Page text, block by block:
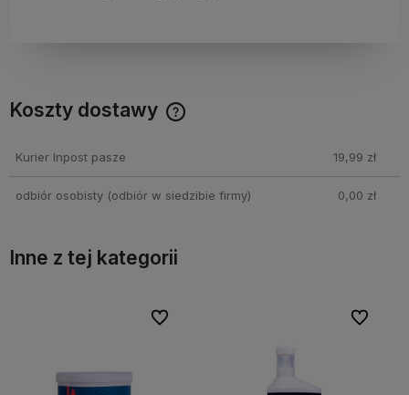
Koszty dostawy
Kurier Inpost pasze 19,99 zł
odbiór osobisty(odbiór w siedzibie firmy) 0,00 zł
Inne z tej kategorii
Do ulubionych
Do ulubionych Do
Do